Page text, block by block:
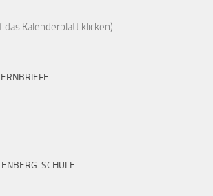
das Kalenderblatt klicken)
SCHULE